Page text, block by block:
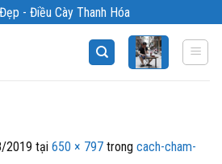
- Điều Cày Thanh Hóa
2019 tại 650 × 797 trong cach-cham-